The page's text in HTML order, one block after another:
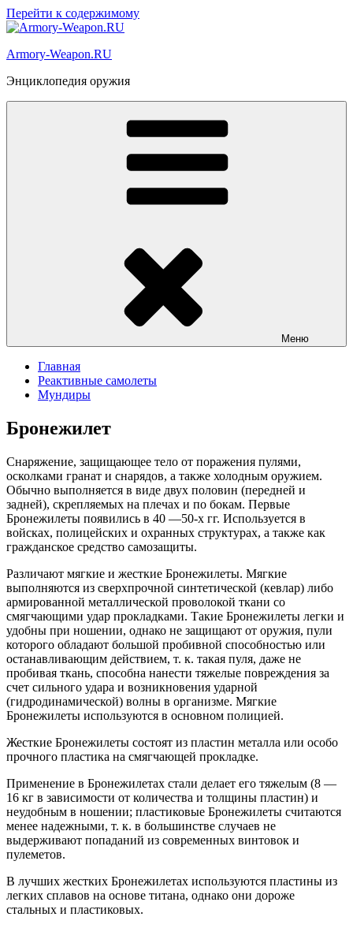
Перейти к содержимому
Armory-Weapon.RU
Энциклопедия оружия
Меню
Главная
Реактивные самолеты
Мундиры
Бронежилет
Снаряжение, защищающее тело от поражения пулями,
осколками гранат и снарядов, а также холодным оружием.
Обычно выполняется в виде двух половин (передней и
задней), скрепляемых на плечах и по бокам. Первые
Бронежилеты появились в 40 —50-х гг. Используется в
войсках, полицейских и охранных структурах, а также как
гражданское средство самозащиты.
Различают мягкие и жесткие Бронежилеты. Мягкие
выполняются из сверхпрочной синтетической (кевлар) либо
армированной металлической проволокой ткани со
смягчающими удар прокладками. Такие Бронежилеты легки и
удобны при ношении, однако не защищают от оружия, пули
которого обладают большой пробивной способностью или
останавливающим действием, т. к. такая пуля, даже не
пробивая ткань, способна нанести тяжелые повреждения за
счет сильного удара и возникновения ударной
(гидродинамической) волны в организме. Мягкие
Бронежилеты используются в основном полицией.
Жесткие Бронежилеты состоят из пластин металла или особо
прочного пластика на смягчающей прокладке.
Применение в Бронежилетах стали делает его тяжелым (8 —
16 кг в зависимости от количества и толщины пластин) и
неудобным в ношении; пластиковые Бронежилеты считаются
менее надежными, т. к. в большинстве случаев не
выдерживают попаданий из современных винтовок и
пулеметов.
В лучших жестких Бронежилетах используются пластины из
легких сплавов на основе титана, однако они дороже
стальных и пластиковых.